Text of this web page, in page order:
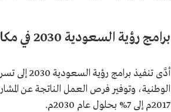
برامج رؤية السعودية 2030 في مكافحة البطالة
أدَّى تنفيذ
2017م إلى 7% بحلول عام 2030م.